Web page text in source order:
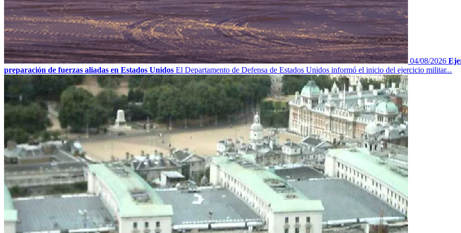
04/08/2026
preparación de fuerzas aliadas en Estados Unidos El Departamento de Defensa de Estados Unidos informó el inicio del ejercicio militar...